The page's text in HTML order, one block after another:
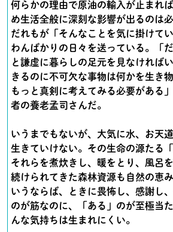
何らかの理由で原油の輸入が止まれ
め生活全般に深刻な影響が出るのは
だれもが「そんなことを気に掛けて
わんばかりの日々を送っている。「
と謙虚に暮らしの足元を見なければ
きるのに不可欠な事物は何かを生き
もっと真剣に考えてみる必要がある
者の養老孟司さんだ。
いうまでもないが、大気に水、お天
生きていけない。その生命の源たる
それらを煮炊きし、暖をとり、風呂
続けられてきた森林資源も自然の恵
いうならば、ときに畏怖し、感謝し
のが筋なのに、「ある」のが至極当
んな気持ちは生まれにくい。